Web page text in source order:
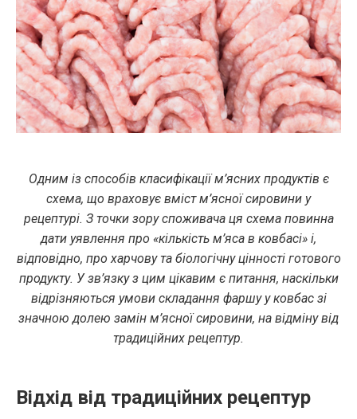
Одним із способів класифікації м’ясних продуктів є
схема, що враховує вміст м’ясної сировини у
рецептурі. З точки зору споживача ця схема повинна
дати уявлення про «кількість м’яса в ковбасі» і,
відповідно, про харчову та біологічну цінності готового
продукту. У зв’язку з цим цікавим є питання, наскільки
відрізняються умови складання фаршу у ковбас зі
значною долею замін м’ясної сировини, на відміну від
традиційних рецептур.
Відхід від традиційних рецептур